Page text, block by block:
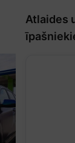
Atlaides